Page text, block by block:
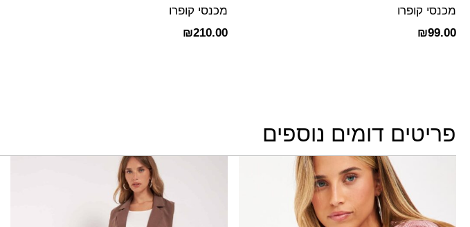
מכנסי קופרו
₪99.00
מכנסי קופרו
₪210.00
פריטים דומים נוספים